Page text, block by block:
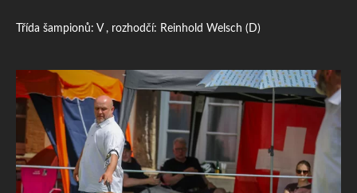
Třída šampionů: V , rozhodčí: Reinhold Welsch (D)